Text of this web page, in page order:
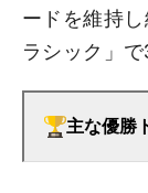
ードを維持
ラシック」
主な優勝